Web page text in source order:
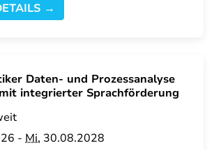
→
Daten- und Prozessanalyse
integrierter Sprachförderung
-Mi. 30.08.2028